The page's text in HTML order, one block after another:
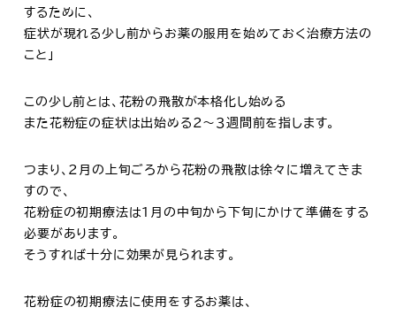
するために、
症状が現れる少し前からお薬の服用を始めておく治療方法の
こと」
この少し前とは、花粉の飛散が本格化し始める
また花粉症の症状は出始める２～３週間前を指します。
つまり、2月の上旬ごろから花粉の飛散は徐々に増えてきま
すので、
花粉症の初期療法は1月の中旬から下旬にかけて準備をする
必要があります。
そうすれば十分に効果が見られます。
花粉症の初期療法に使用をするお薬は、